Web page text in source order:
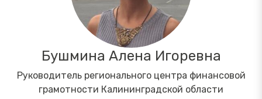
Бушмина Алена Игоревна
Руководитель регионального центра финансовой
грамотности Калининградской области